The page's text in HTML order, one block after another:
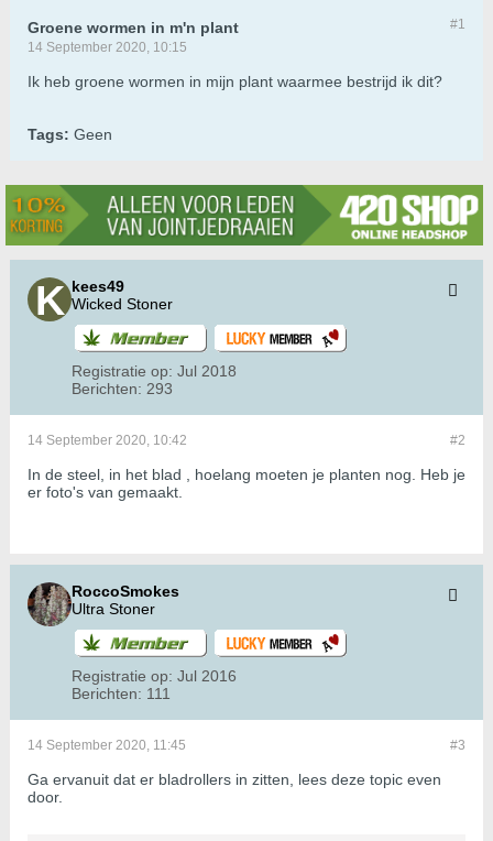
#1
Groene wormen in m'n plant
14 September 2020, 10:15
Ik heb groene wormen in mijn plant waarmee bestrijd ik dit?
Tags: Geen
kees49
Wicked Stoner
Registratie op: Jul 2018
Berichten: 293
#2
14 September 2020, 10:42
In de steel, in het blad , hoelang moeten je planten nog. Heb je
er foto's van gemaakt.
RoccoSmokes
Ultra Stoner
Registratie op: Jul 2016
Berichten: 111
#3
14 September 2020, 11:45
Ga ervanuit dat er bladrollers in zitten, lees deze topic even
door.